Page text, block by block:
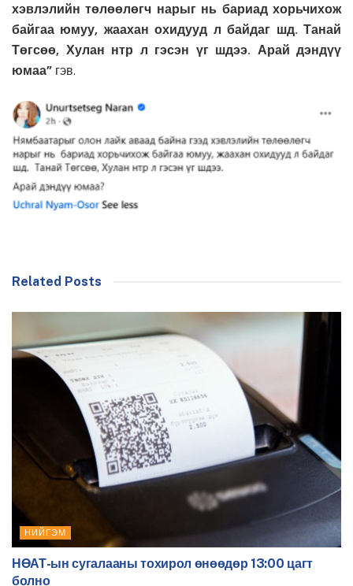
хэвлэлийн төлөөлөгч нарыг нь бариад хорьчихож
байгаа юмуу, жаахан охидууд л байдаг шд. Танай
Төгсөө, Хулан нтр л гэсэн үг шдээ. Арай дэндүү
юмаа” гэв.
Related Posts
НИЙГЭМ
НӨАТ-ын сугалааны тохирол өнөөдөр 13:00 цагт
болно